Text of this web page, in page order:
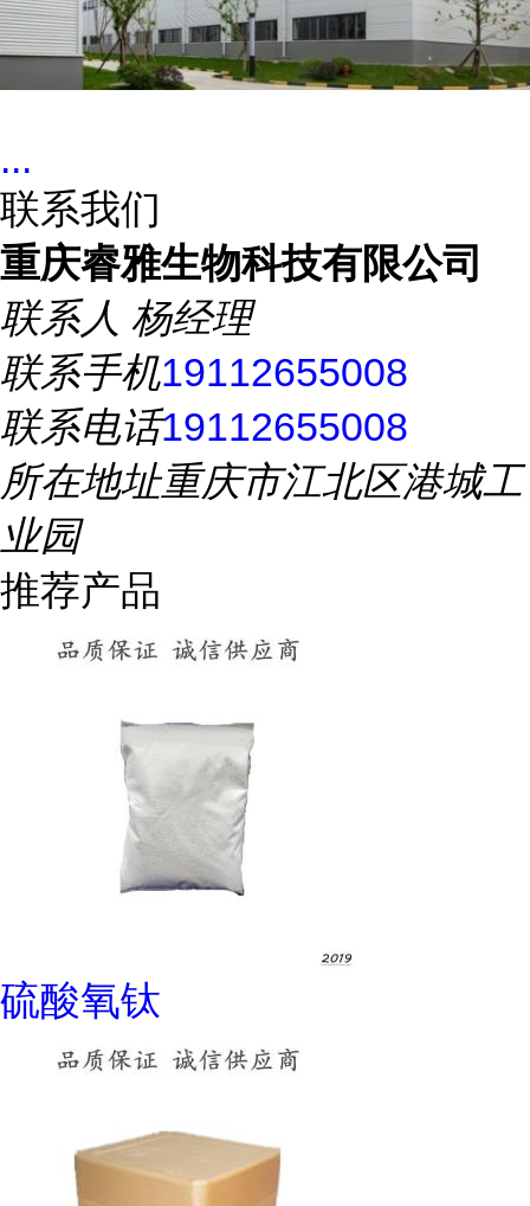
...
联系我们
重庆睿雅生物科技有限公司
联系人 杨经理
联系手机19112655008
联系电话19112655008
所在地址重庆市江北区港城工
业园
推荐产品
硫酸氧钛